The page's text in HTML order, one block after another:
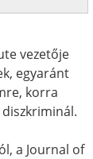
vezetője
egyaránt
korra
a Journal of